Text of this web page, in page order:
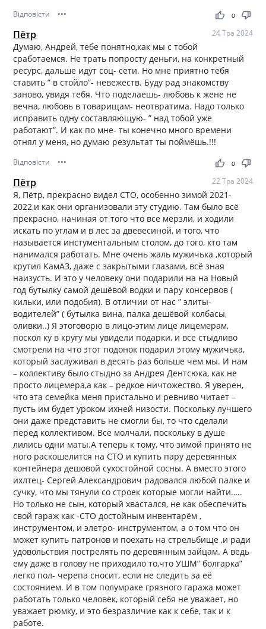
Відповісти ••• thumb_up thumb_down
0
Пётр 24 Тра 2024
Думаю, Андрей, тебе понятно,как мы с тобой
сработаемся. Не трать попросту деньги, на конкретный
ресурс, дальше идут соц- сети. Но мне приятно тебя
ставить ” в стойло”- невежеств. Буду рад знакомству
заново, увидя тебя. Что поделаешь- любовь к жене не
вечна, любовь в товарищам- неотвратима. Надо только
исправить одну составляющую- ” над тобой уже
работают”. И как по мне- ты конечно много времени
отнял у меня, но думаю результат ты поймёшь.!!!
Відповісти ••• thumb_up thumb_down
0
Пётр 22 Тра 2024
Я, Пётр, прекрасно видел СТО, особенно зимой 2021-
2022,и как они организовали эту студию. Там было всё
прекрасно, начиная от того что все мёрзли, и ходили
искать по углам и в лес за двевесиной, и того, что
называется инстументальным столом, до того, кто там
нанимался работать. Мне очень жаль мужичька ,который
крутил КамАЗ, даже с закрытыми глазами, всё зная
наизусть. И это у человеку они подарили на на Новый
год бутылку самой дешёвой водки и пару консервов (
кильки, или подобия). В отличии от нас ” элиты-
водителей” ( бутылка вина, палка дешёвой колбасы,
оливки..) Я этоговорю в лицо-этим лице лицемерам,
поскол ку в кругу мы увидели подарки, и все стыдливо
смотрели на что этот подонок подарил этому мужичька,
который заслуживал в десять раз больше чем мы. И нам
– коллективу было стыдно за Андрея Дентсюка, как не
просто лицемера,а как – редкое ничтожество. Я уверен,
что эта семейка меня пристально и ревниво читает –
пусть им будет уроком ихней низости. Поскольку лучшего
они даже представить не смогли бы, то что сделали
перед коллективом. Все молчали, поскольку в душе
лились одни маты.А теперь к тому, что зимой принято не
ного раскошелится на СТО и купить пару деревянных
контейнера дешовой сухостойной сосны. А вместо этого
ихлтец- Сергей Александрович радовался любой палке и
сучку, что мы тянули со строек которые могли найти…..
Но только не сын, который хвастался, не как обеспечить
свой гараж как -СТО достойным инвентарём ,
инструментом, и элетро- инструментом, а о том что он
может купить патронов и поехать на стрельбище ,и ради
удовольствия пострелять по деревянным зайцам. А ведь
ему даже в голову не приходило то,что УШМ” болгарка”
легко пол- черепа сносит, если не следить за её
состоянием. И в том полумраке грязного гаража может
работать только человек, который себя не уважает, но
уважает рюмку, и это безразличие как к себе, так и к
работе.